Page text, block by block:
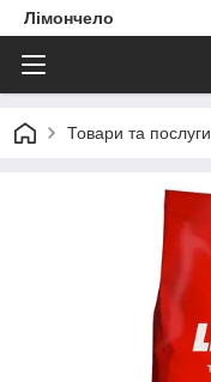
Лімончело
Товари та послуги